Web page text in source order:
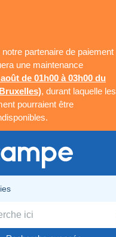
partenaire de paiement
une maintenance
de 01h00 à 03h00 du
, durant laquelle les
pourraient être